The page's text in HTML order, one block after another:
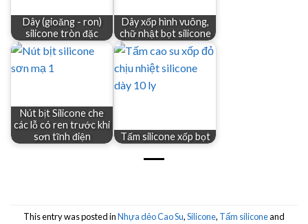
Dây (gioăng - ron)
silicone tròn đặc
Dây xốp hình vuông,
chữ nhật bọt silicone
Nút bịt Silicone che
các lỗ có ren trước khi
sơn tĩnh điện
Tấm silicone xốp bọt
This entry was posted inNhựa dẻo Cao Su,Silicone, Tấm siliconeand